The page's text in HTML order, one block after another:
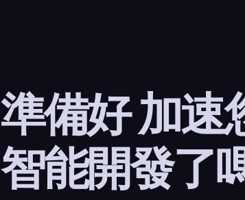
準備好 加速
智能開發了